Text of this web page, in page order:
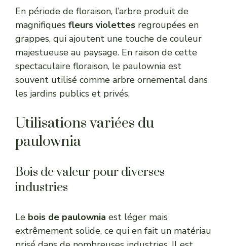
En période de floraison, l’arbre produit de
magnifiques fleurs violettes regroupées en
grappes, qui ajoutent une touche de couleur
majestueuse au paysage. En raison de cette
spectaculaire floraison, le paulownia est
souvent utilisé comme arbre ornemental dans
les jardins publics et privés.
Utilisations variées du
paulownia
Bois de valeur pour diverses
industries
Le bois de paulownia est léger mais
extrêmement solide, ce qui en fait un matériau